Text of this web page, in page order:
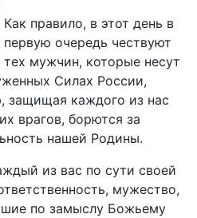
Как правило, в этот день в
первую очередь чествуют
тех мужчин, которые несут
Силах России,
защищая каждого из нас
врагов, борются за
нашей Родины.
из вас по сути своей
мужество,
по замыслу Божьему